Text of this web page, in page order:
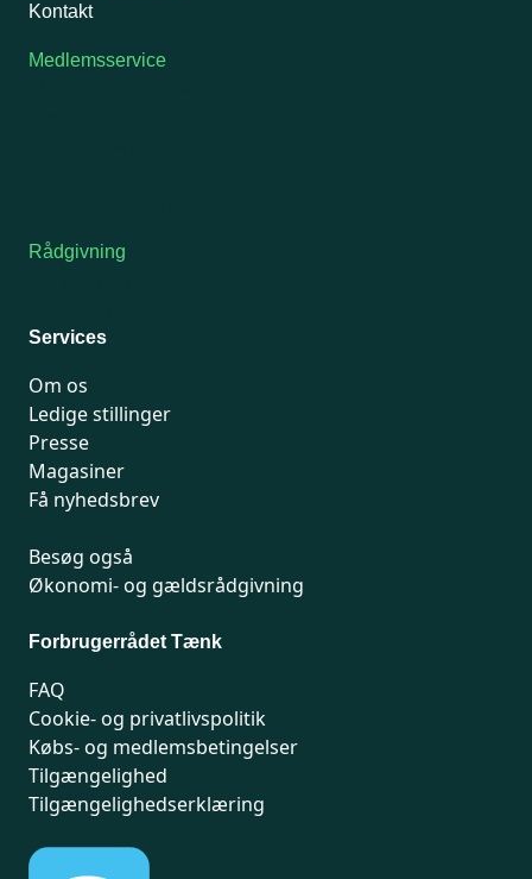
Kontakt
Medlemsservice
Rådgivning
Services
Om os
Ledige stillinger
Presse
Magasiner
Få nyhedsbrev
Besøg også
Økonomi- og gældsrådgivning
Forbrugerrådet Tænk
FAQ
Cookie- og privatlivspolitik
Købs- og medlemsbetingelser
Tilgængelighed
Tilgængelighedserklæring